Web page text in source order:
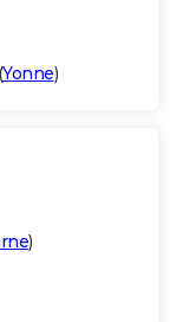
(Yonne)
)